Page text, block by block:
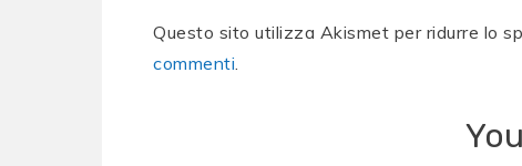
Questo sito utilizza Akismet per ridurre lo
commenti.